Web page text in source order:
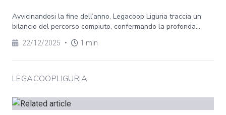
Avvicinandosi la fine dell’anno, Legacoop Liguria traccia un
bilancio del percorso compiuto, confermando la profonda...
22/12/2025 • 1 min
LEGACOOPLIGURIA